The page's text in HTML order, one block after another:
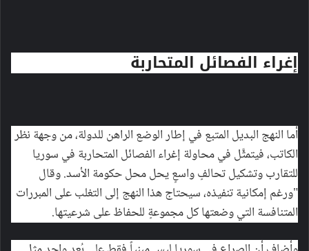
إغراء الفصائل المتحاربة
أما النهج البديل المتبع في إطار الوضع الراهن للدولة، من وجهة نظر
الكاتب، فيتمثَّل في محاولة إغراء الفصائل المتحاربة في سوريا
للتقارب وتشكيل تحالفٍ واسعٍ يحل محل حكومة الأسد. وقال
"ورغم إمكانية تنفيذه، سيحتاج هذا النهج إلى التغلب على المبررات
المتنافسة التي وضعتها كل مجموعةٍ للحفاظ على شرعيتها.